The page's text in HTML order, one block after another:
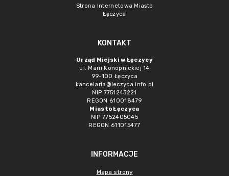
Strona Internetowa Miasto
Łęczyca
KONTAKT
Urząd Miejski w Łęczycy
ul. Marii Konopnickiej 14
99-100 Łęczyca
kancelaria@leczyca.info.pl
NIP 7751243221
REGON 610018479
Miasto Łęczyca
NIP 7752405045
REGON 611015477
INFORMACJE
Mapa strony